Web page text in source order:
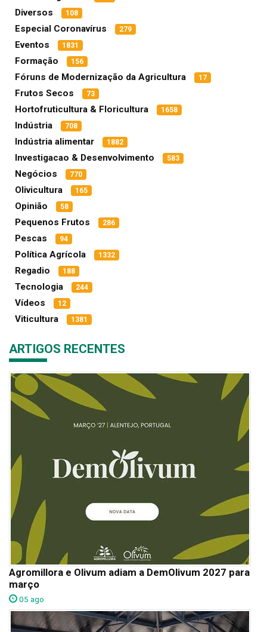
Diversos 108
Especial Coronavírus 279
Eventos 1831
Formação 156
Fóruns de Modernização da Agricultura 17
Frutos Secos 73
Hortofruticultura & Floricultura 1658
Indústria 708
Indústria alimentar 1882
Investigacao & Desenvolvimento 583
Negócios 770
Olivicultura 165
Opinião 58
Pequenos Frutos 286
Pescas 94
Política Agrícola 1332
Regadio 188
Tecnologia 244
Vídeos 12
Viticultura 1381
ARTIGOS RECENTES
Agromillora e Olivum adiam a DemOlivum 2027 para
março
05 ago